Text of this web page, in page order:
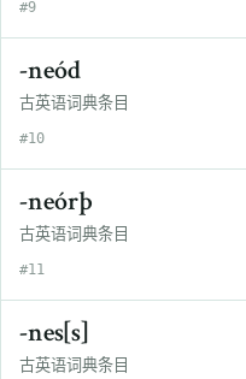
#9
-neód
古英语词典条目
#10
-neórþ
古英语词典条目
#11
-nes[s]
古英语词典条目